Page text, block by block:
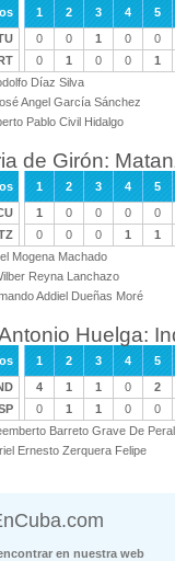
1 2 3 4 5
0 0 1 0 0
0 1 0 0 1
Díaz Silva
Angel García Sánchez
Pablo Civil Hidalgo
de Girón:
1 2 3 4 5
1 0 0 0 0
0 0 0 1 1
Mogena Machado
Reyna Lanchazo
Addiel Dueñas Moré
Huelga:
1 2 3 4 5
4 1 1 0 2
0 1 1 0 0
Barreto Grave De
Ernesto Zerquera Felipe
en nuestra web